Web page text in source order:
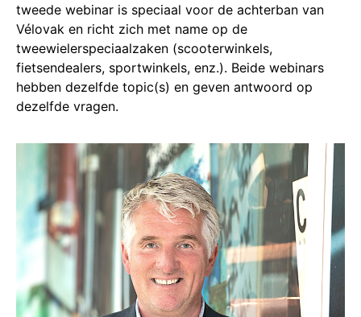
tweede webinar is speciaal voor de achterban van
Vélovak en richt zich met name op de
tweewielerspeciaalzaken (scooterwinkels,
fietsendealers, sportwinkels, enz.). Beide webinars
hebben dezelfde topic(s) en geven antwoord op
dezelfde vragen.